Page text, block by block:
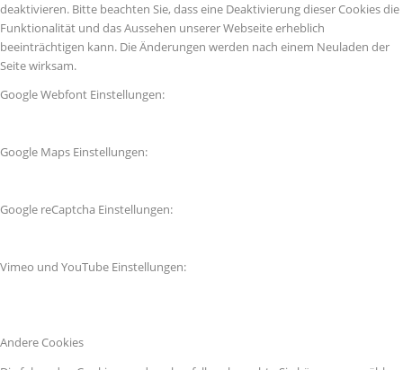
deaktivieren. Bitte beachten Sie, dass eine Deaktivierung dieser Cookies die
Funktionalität und das Aussehen unserer Webseite erheblich
beeinträchtigen kann. Die Änderungen werden nach einem Neuladen der
Seite wirksam.
Google Webfont Einstellungen:
Google Maps Einstellungen:
Google reCaptcha Einstellungen:
Vimeo und YouTube Einstellungen:
Andere Cookies